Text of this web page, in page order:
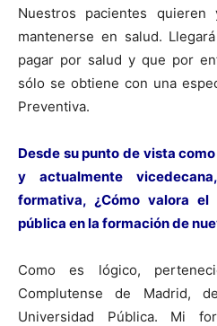
Nuestros pacientes
mantenerse en salud.
pagar por salud y que por
sólo se obtiene con una
Preventiva.
Desde su punto de vista
y actualmente
formativa, ¿Cómo valora
pública en la formación de
Como es lógico,
Complutense de Madrid,
Universidad Pública. Mi